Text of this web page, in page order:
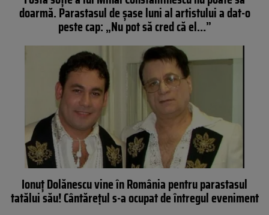
doarmă. Parastasul de șase luni al artistului a dat-o
peste cap: „Nu pot să cred că el…”
Ionuț Dolănescu vine în România pentru parastasul
tatălui său! Cântărețul s-a ocupat de întregul eveniment